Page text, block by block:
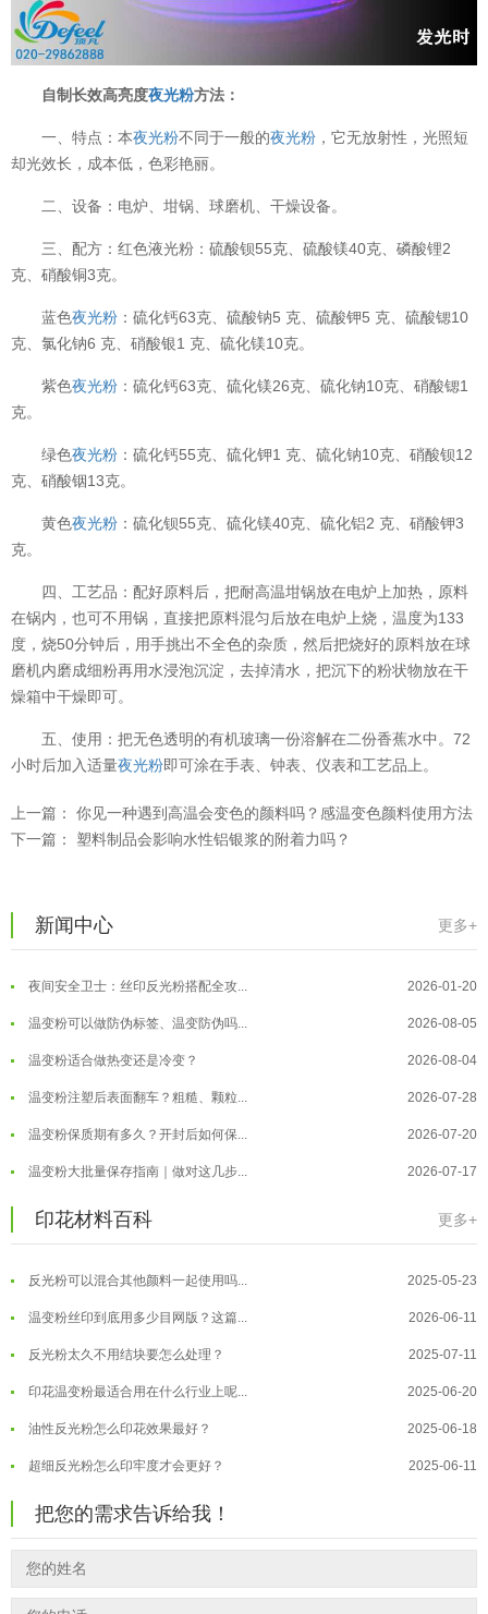
自制长效高亮度夜光粉方法：
一、特点：本夜光粉不同于一般的夜光粉 ，它无放射性，光照短
却光效长，成本低，色彩艳丽。
二、设备：电炉、坩锅、球磨机、干燥设备。
三、配方：红色液光粉：硫酸钡55克、硫酸镁40克、磷酸锂2
克、硝酸铜3克。
蓝色夜光粉 ：硫化钙63克、硫酸钠5 克、硫酸钾5 克、硫酸锶10
克、氯化钠6 克、硝酸银1 克、硫化镁10克。
紫色夜光粉 ：硫化钙63克、硫化镁26克、硫化钠10克、硝酸锶1
克。
绿色夜光粉 ：硫化钙55克、硫化钾1 克、硫化钠10克、硝酸钡12
克、硝酸铟13克。
黄色夜光粉 ：硫化钡55克、硫化镁40克、硫化铝2 克、硝酸钾3
克。
四、工艺品：配好原料后，把耐高温坩锅放在电炉上加热，原料
在锅内，也可不用锅，直接把原料混匀后放在电炉上烧，温度为133
度，烧50分钟后，用手挑出不全色的杂质，然后把烧好的原料放在球
磨机内磨成细粉再用水浸泡沉淀，去掉清水，把沉下的粉状物放在干
燥箱中干燥即可。
五、使用：把无色透明的有机玻璃一份溶解在二份香蕉水中。72
小时后加入适量夜光粉即可涂在手表、钟表、仪表和工艺品上。
上一篇： 你见一种遇到高温会变色的颜料吗？感温变色颜料使用方法
下一篇： 塑料制品会影响水性铝银浆的附着力吗？
新闻中心 更多+
温变粉可以做防伪标签、温变防伪吗... 2026-08-05
温变粉适合做热变还是冷变？ 2026-08-04
温变粉保质期有多久？开封后如何保... 2026-07-20
温变粉"罢工"指南：为...
夜间安全卫士：丝印反光粉搭配全攻... 2026-01-20
温变粉可以做防伪标签、温变防伪吗... 2026-08-05
温变粉适合做热变还是冷变？ 2026-08-04
温变粉注塑后表面翻车？粗糙、颗粒... 2026-07-28
温变粉保质期有多久？开封后如何保... 2026-07-20
温变粉大批量保存指南｜做对这几步... 2026-07-17
温变粉"烤"问：长期加... 2026-07-07
温变粉耐温真相：注塑"高温炼... 2026-07-03
夜间安全卫士：丝印反光粉搭配全攻... 2026-01-20
印花材料百科 更多+
温变粉丝印到底用多少目网版？这篇...
反光粉可以混合其他颜料一起使用吗... 2025-05-23
温变粉丝印到底用多少目网版？这篇... 2026-06-11
反光粉太久不用结块要怎么处理？ 2025-07-11
印花温变粉最适合用在什么行业上呢... 2025-06-20
油性反光粉怎么印花效果最好？ 2025-06-18
超细反光粉怎么印牢度才会更好？ 2025-06-11
超细反光粉需要搭配什么胶浆使用？
反光粉能用在注塑工艺上吗？
把您的需求告诉给我！